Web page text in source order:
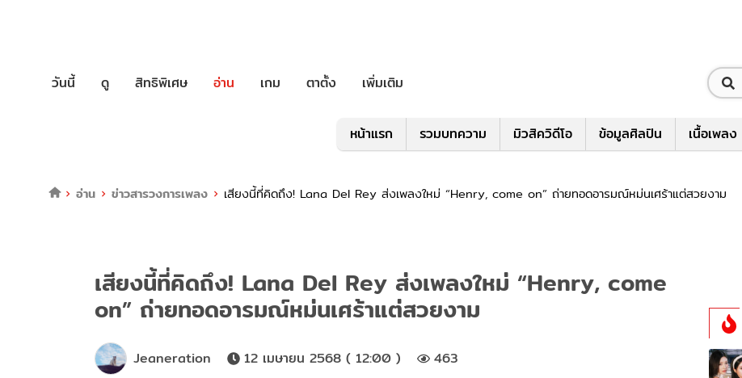
วันนี้ ดู สิทธิพิเศษ อ่าน เกม ตาตั้ง เพิ่มเติม
หน้าแรก รวมบทความ มิวสิควิดีโอ ข้อมูลศิลปิน เนื้อเพลง
อ่าน ข่าวสารวงการเพลง เสียงนี้ที่คิดถึง! Lana Del Rey ส่งเพลงใหม่ “Henry, come on” ถ่ายทอดอารมณ์หม่นเศร้าแต่สวยงาม
เสียงนี้ที่คิดถึง! Lana Del Rey ส่งเพลงใหม่ “Henry, come
on” ถ่ายทอดอารมณ์หม่นเศร้าแต่สวยงาม
Jeaneration 12 เมษายน 2568 ( 12:00 ) 463